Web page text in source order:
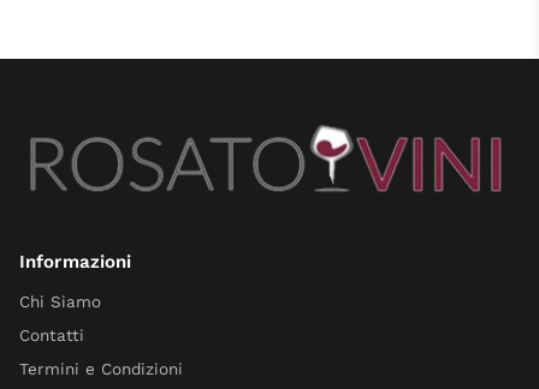
Informazioni
Chi Siamo
Contatti
Termini e Condizioni